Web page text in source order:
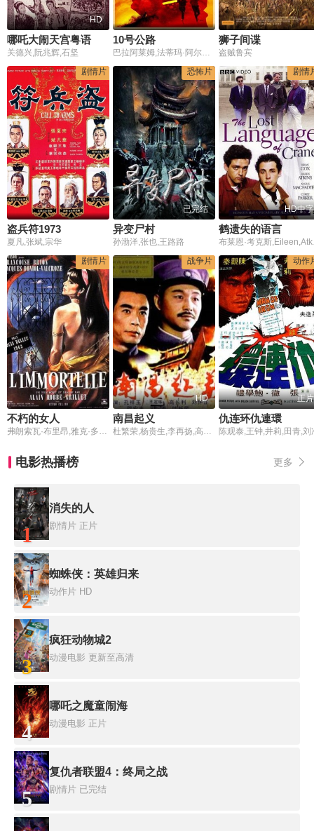
HD
哪吒大闹天宫粤语
关德兴,阮兆辉,石坚
10号公路
巴拉阿莱姆,法蒂玛·阿尔巴纳维,阿卜杜勒莫森·阿尔内姆
狮子间谍
盗贼鲁宾
剧情片
盗兵符1973
夏凡,张斌,宗华
恐怖片
已完结
异变尸村
孙渤洋,张也,王路路
剧情
HD中字
鹤遗失的语言
布莱恩·
剧情片
不朽的女人
弗朗索瓦·布里昂,雅克·多尼奥-瓦克罗兹,圭多·切拉诺
战争片
HD
南昌起义
杜繁荣,杨贵生,李再扬,高长利,孔祥玉
动作
正片
仇连环仇連環
陈观泰,王钟,井莉,田青,刘
电影热播榜 更多
1
消失的人
剧情片 正片
2
蜘蛛侠：英雄归来
动作片 HD
3
疯狂动物城2
动漫电影 更新至高清
4
哪吒之魔童闹海
动漫电影 正片
5
复仇者联盟4：终局之战
剧情片 已完结